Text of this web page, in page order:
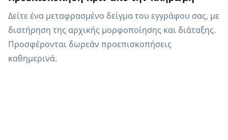
Δείτε ένα μεταφρασμένο δείγμα του εγγράφου σας, με
διατήρηση της αρχικής μορφοποίησης και διάταξης.
Προσφέρονται δωρεάν προεπισκοπήσεις
καθημερινά.